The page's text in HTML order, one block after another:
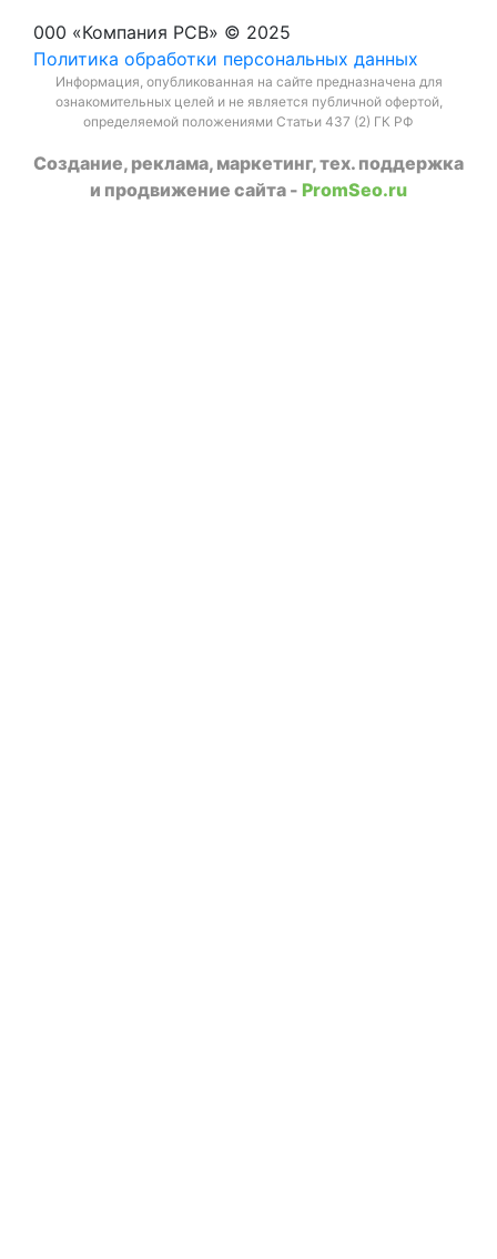
000 «Компания РСВ» © 2025
Политика обработки персональных данных
Информация, опубликованная на сайте предназначена для
ознакомительных целей и не является публичной офертой,
определяемой положениями Статьи 437 (2) ГК РФ
Создание, реклама, маркетинг, тех. поддержка
и продвижение сайта - PromSeo.ru